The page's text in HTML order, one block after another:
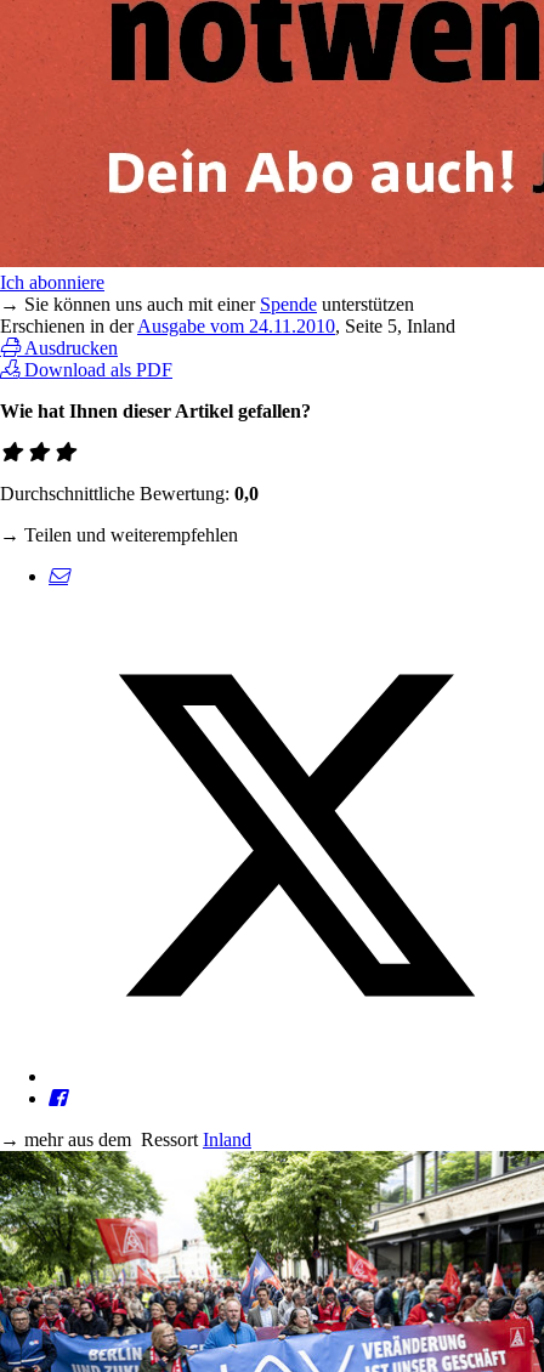
Ich abonniere
→ Sie können uns auch mit einer Spende unterstützen
Erschienen in derAusgabe vom 24.11.2010, Seite 5, Inland
Ausdrucken
Download als PDF
Wie hat Ihnen dieser Artikel gefallen?
Durchschnittliche Bewertung: 0,0
→ Teilen und weiterempfehlen
→ mehr aus dem Ressort Inland